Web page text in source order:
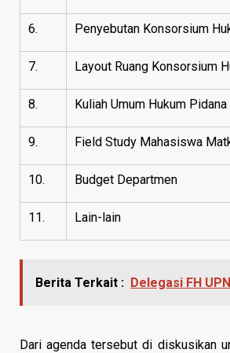
6. Penyebutan Konsorsium
7. Layout Ruang Konsorsium
8. Kuliah Umum Hukum Pidana
9. Field Study Mahasiswa
10. Budget Departmen
11. Lain-lain
Berita Terkait : Delegasi FH
Dari agenda tersebut di diskusikan